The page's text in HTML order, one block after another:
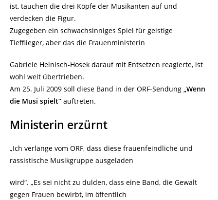
ist, tauchen die drei Köpfe der Musikanten auf und
verdecken die Figur.
Zugegeben ein schwachsinniges Spiel für geistige
Tiefflieger, aber das die Frauenministerin
Gabriele Heinisch-Hosek darauf mit Entsetzen reagierte, ist
wohl weit übertrieben.
Am 25. Juli 2009 soll diese Band in der ORF-Sendung „Wenn
die Musi spielt“ auftreten.
Ministerin erzürnt
„Ich verlange vom ORF, dass diese frauenfeindliche und
rassistische Musikgruppe ausgeladen
wird“. „Es sei nicht zu dulden, dass eine Band, die Gewalt
gegen Frauen bewirbt, im öffentlich